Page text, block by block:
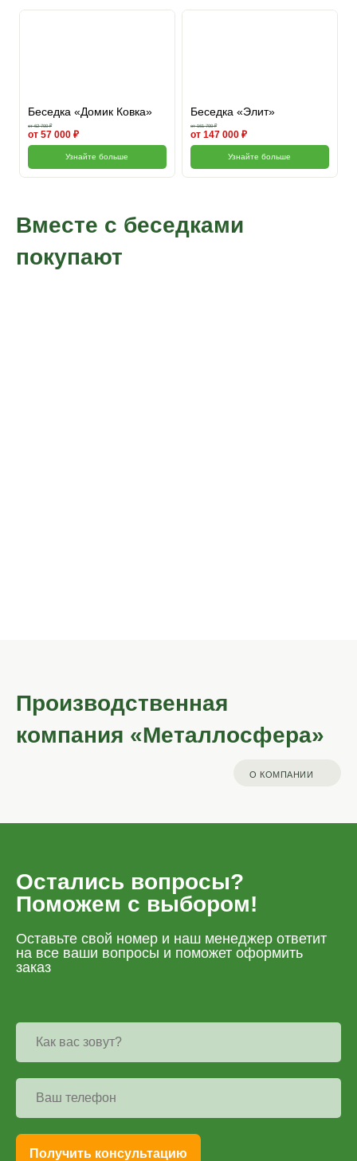
Беседка «Домик Ковка»
от 62 700 ₽
от 57 000 ₽
Узнайте больше
Беседка «Элит»
от 161 700 ₽
от 147 000 ₽
Узнайте больше
Вместе с беседками
покупают
Производственная
компания «Металлосфера»
О КОМПАНИИ
Остались вопросы?
Поможем с выбором!
Оставьте свой номер и наш менеджер ответит
на все ваши вопросы и поможет оформить
заказ
Получить консультацию